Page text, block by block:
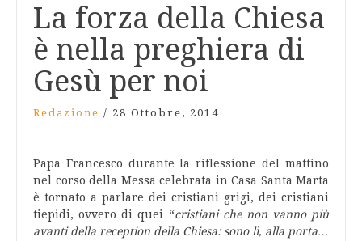
La forza della Chiesa
è nella preghiera di
Gesù per noi
Redazione / 28 Ottobre, 2014
Papa Francesco durante la riflessione del mattino
nel corso della Messa celebrata in Casa Santa Marta
è tornato a parlare dei cristiani grigi, dei cristiani
tiepidi, ovvero di quei “cristiani che non vanno più
avanti della reception della Chiesa: sono lì, alla porta…